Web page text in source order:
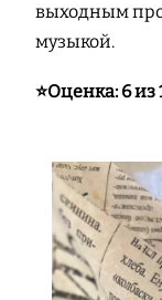
выходным
музыкой.
⭐️Оценка: 6 из